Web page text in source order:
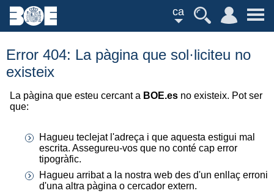
ca
Error 404: La pàgina que sol·liciteu no
existeix
La pàgina que esteu cercant a BOE.es no existeix. Pot ser
que:
Hagueu teclejat l'adreça i que aquesta estigui mal
escrita. Assegureu-vos que no conté cap error
tipogràfic.
Hagueu arribat a la nostra web des d'un enllaç erroni
d'una altra pàgina o cercador extern.